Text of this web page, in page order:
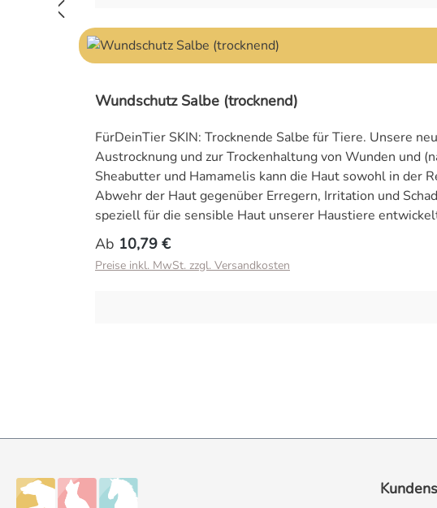
Verständnis dafür, dass dieses Produkt aus hygienischen
können wir leider nicht zurücknehmen. Die
Wundschutz Salbe (trocknend)
FürDeinTier SKIN: Trocknende Salbe für Tiere. Unsere
Austrocknung und zur Trockenhaltung von Wunden und
Sheabutter und Hamamelis kann die Haut sowohl in der
Abwehr der Haut gegenüber Erregern, Irritation und
speziell für die sensible Haut unserer Haustiere
unterstützen. Egal ob für die Reiseapotheke oder den
von Tier und Besitzer. Unsere Dermatologika werden
Regulärer Preis:
Ab 10,79 €
Preise inkl. MwSt. zzgl. Versandkosten